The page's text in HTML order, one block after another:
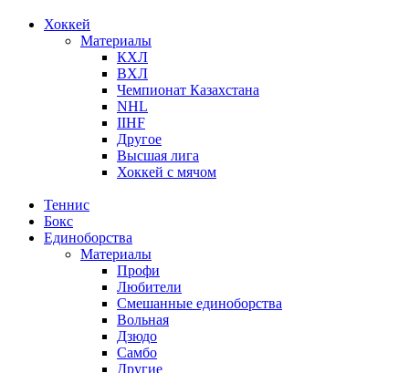
Хоккей
Материалы
КХЛ
ВХЛ
Чемпионат Казахстана
NHL
IIHF
Другое
Высшая лига
Хоккей с мячом
Теннис
Бокс
Единоборства
Материалы
Профи
Любители
Смешанные единоборства
Вольная
Дзюдо
Самбо
Другие